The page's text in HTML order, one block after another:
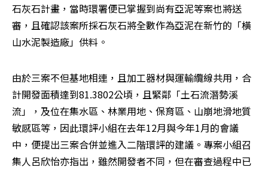
石灰石計畫，當時環署便已掌握到尚有亞泥等案也將送
審，且確認該案所採石灰石將全數作為亞泥在新竹的「橫
山水泥製造廠」供料。
由於三案不但基地相連，且加工器材與運輸纜線共用，合
計開發面積達到81.3802公頃，且緊鄰「土石流潛勢溪
流」，及位在集水區、林業用地、保育區、山崩地滑地質
敏感區等，因此環評小組在去年12月與今年1月的會議
中，便提出三案合併並進入二階環評的建議。專案小組召
集人呂欣怡亦指出，雖然開發者不同，但在審查過程中已